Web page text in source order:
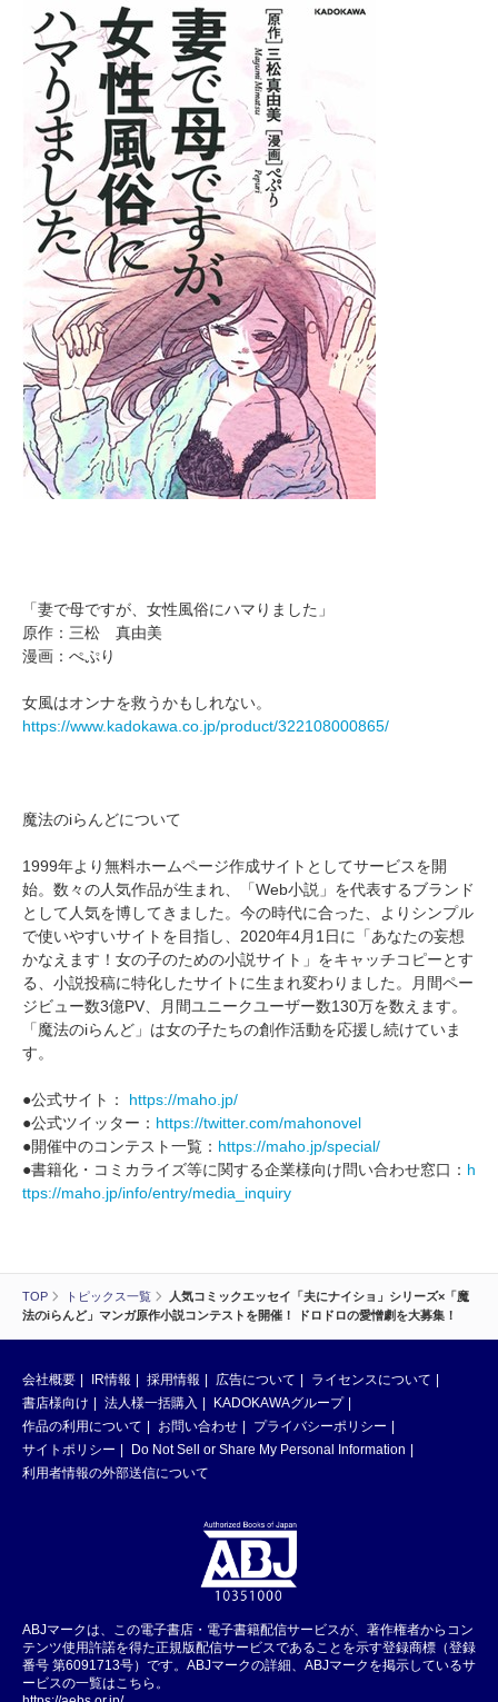
TOP トピックス一覧
人気コミックエッセイ「夫にナイショ」シリーズ×「魔
法のiらんど」マンガ原作小説コンテストを開催！ ドロドロの愛憎劇を大募集！
「妻で母ですが、女性風俗にハマりました」
原作：三松 真由美
漫画：ぺぷり
女風はオンナを救うかもしれない。
https://www.kadokawa.co.jp/product/322108000865/
魔法のiらんどについて
1999年より無料ホームページ作成サイトとしてサービスを開
始。数々の人気作品が生まれ、「Web小説」を代表するブランド
として人気を博してきました。今の時代に合った、よりシンプル
で使いやすいサイトを目指し、2020年4月1日に「あなたの妄想
かなえます！女の子のための小説サイト」をキャッチコピーとす
る、小説投稿に特化したサイトに生まれ変わりました。月間ペー
ジビュー数3億PV、月間ユニークユーザー数130万を数えます。
「魔法のiらんど」は女の子たちの創作活動を応援し続けていま
す。
●公式サイト： https://maho.jp/
●公式ツイッター： https://twitter.com/mahonovel
●開催中のコンテスト一覧： https://maho.jp/special/
●書籍化・コミカライズ等に関する企業様向け問い合わせ窓口： h
ttps://maho.jp/info/entry/media_inquiry
会社概要 IR情報 採用情報 広告について
ライセンスについて
書店様向け
法人様一括購入
KADOKAWAグループ
作品の利用について
お問い合わせ
プライバシーポリシー
サイトポリシー
Do Not Sell or Share My Personal Information
利用者情報の外部送信について
ABJマークは、この電子書店・電子書籍配信サービスが、著作権者からコン
テンツ使用許諾を得た正規版配信サービスであることを示す登録商標（登録
番号 第6091713号）です。ABJマークの詳細、ABJマークを掲示しているサ
ービスの一覧はこちら。